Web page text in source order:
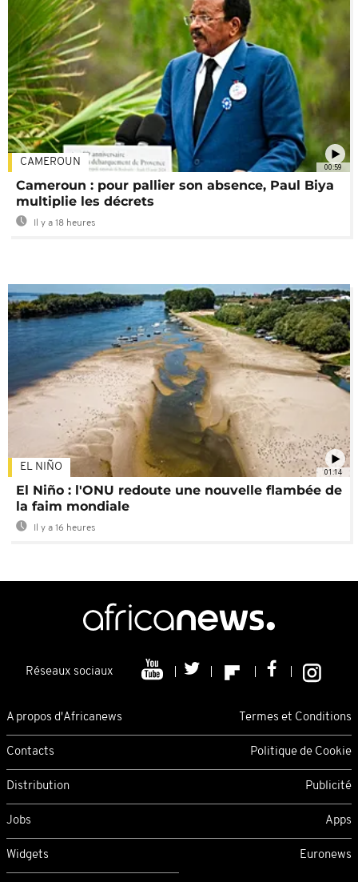
00:59
CAMEROUN
Cameroun : pour pallier son absence, Paul Biya
multiplie les décrets
Il y a 18 heures
01:14
EL NIÑO
El Niño : l'ONU redoute une nouvelle flambée de
la faim mondiale
Il y a 16 heures
Réseaux sociaux
A propos d'Africanews Termes et Conditions
Contacts Politique de Cookie
Distribution Publicité
Jobs Apps
Widgets Euronews